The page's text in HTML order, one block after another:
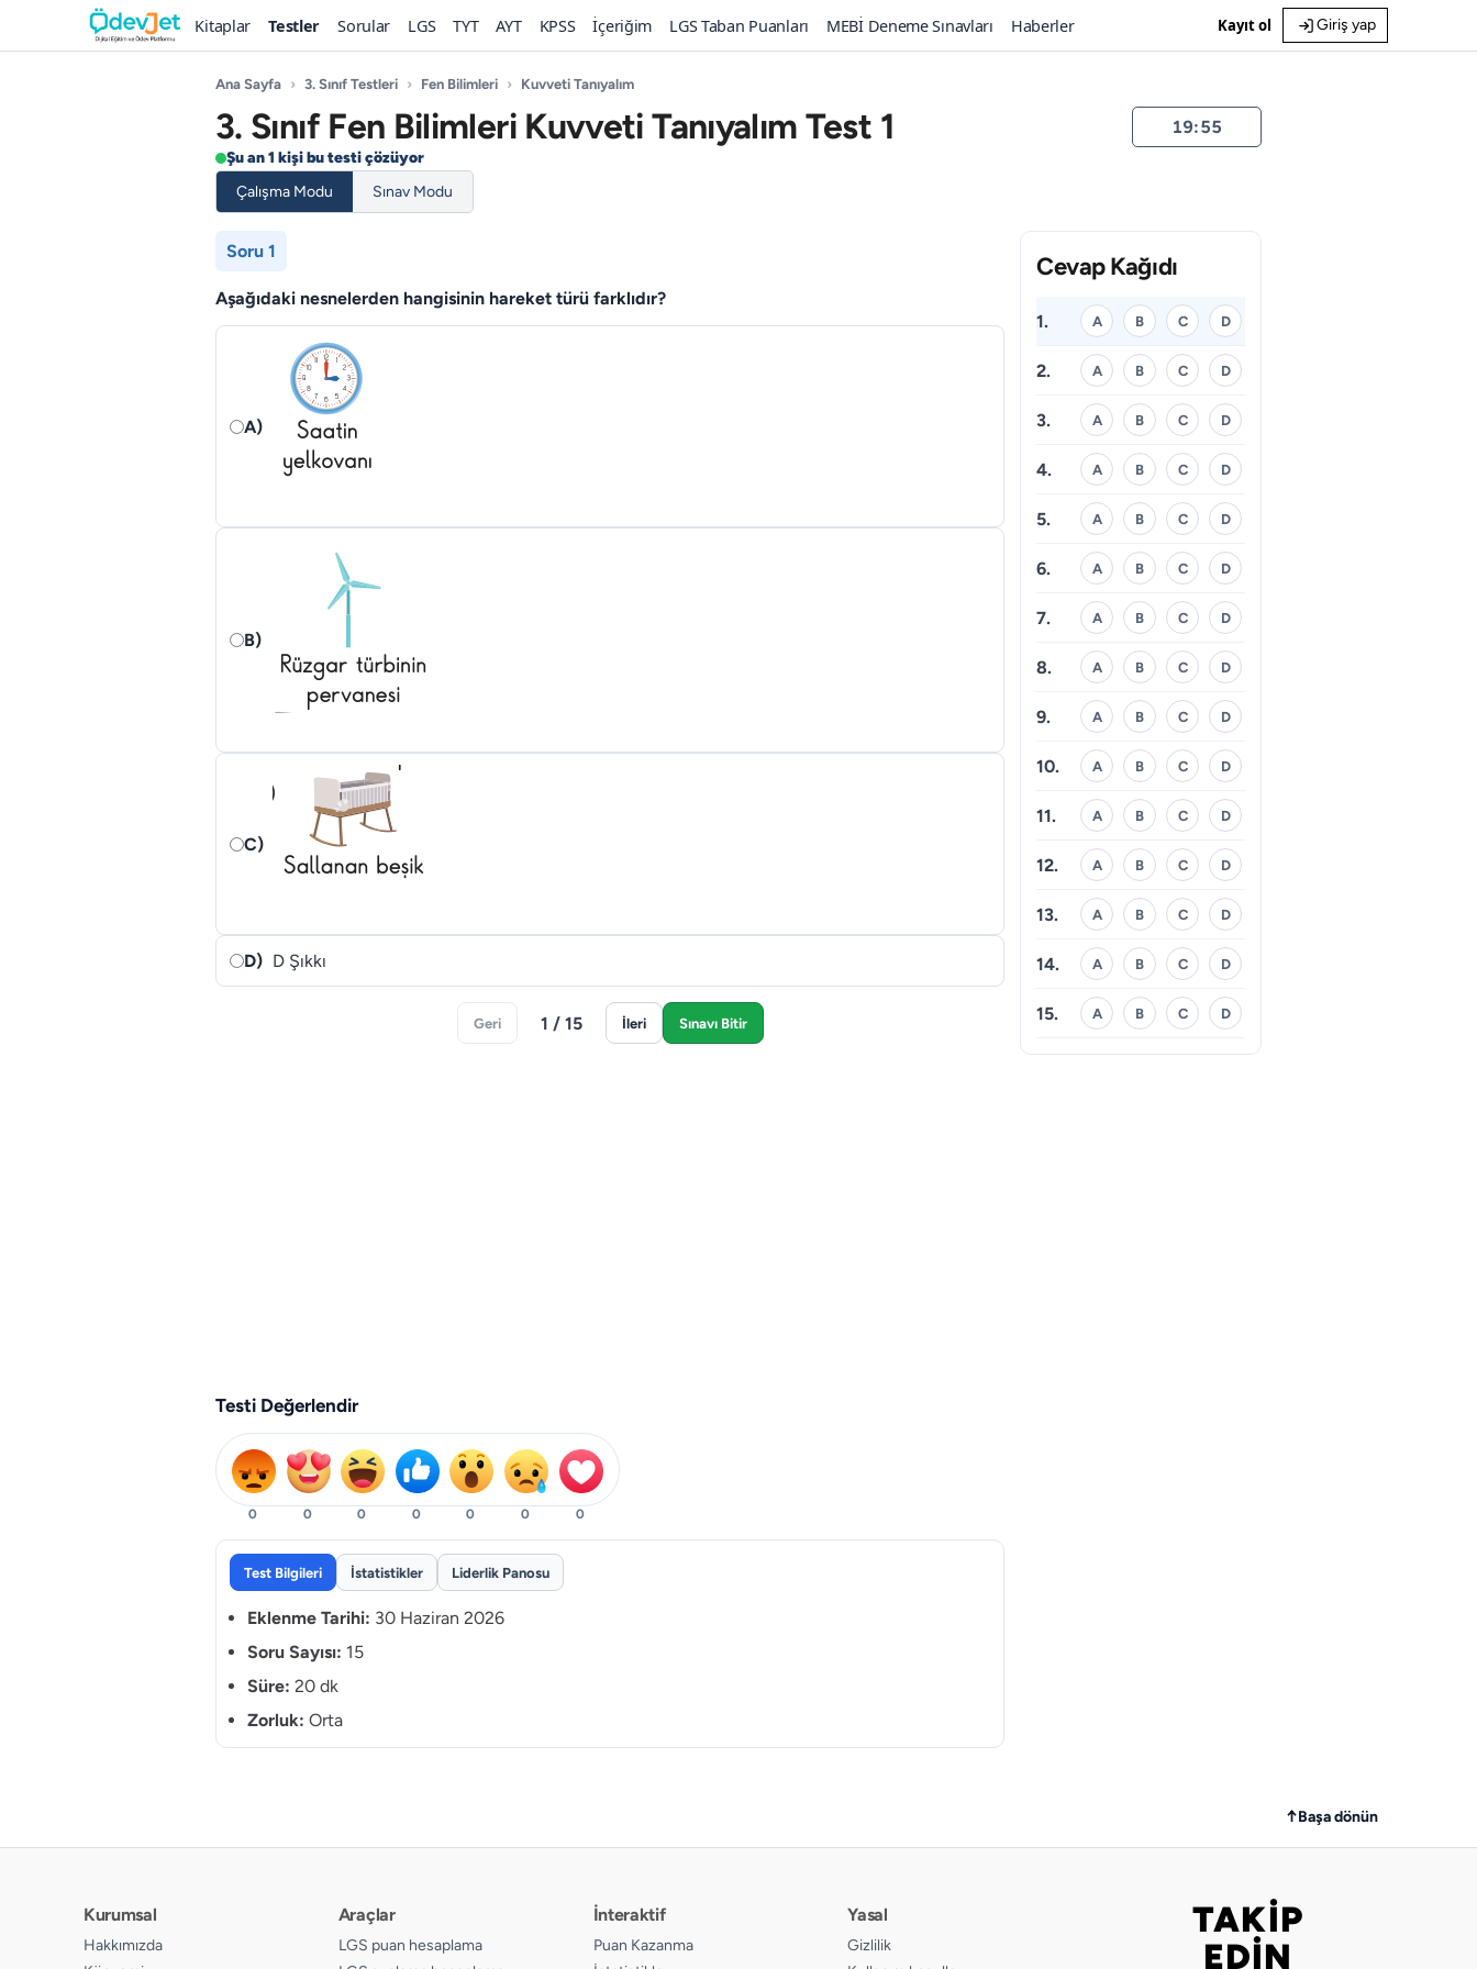
Kitaplar Testler Sorular LGS TYT AYT KPSS İçeriğim LGS Taban Puanları MEBİ Deneme Sınavları Haberler Kayıt ol Giriş yap
Ana Sayfa › 3. Sınıf Testleri › Fen Bilimleri › Kuvveti Tanıyalım
3. Sınıf Fen Bilimleri Kuvveti Tanıyalım Test 1
Şu an 1 kişi bu testi çözüyor
Çalışma Modu
Sınav Modu
19:55
Soru 1
Aşağıdaki nesnelerden hangisinin ha­reket türü farklıdır?
A)
B)
C)
D) D Şıkkı
Geri 1 / 15 İleri Sınavı Bitir
Testi Değerlendir
0 0 0 0 0 0 0
Cevap Kağıdı
1. A B C D
2. A B C D
3. A B C D
4. A B C D
5. A B C D
6. A B C D
7. A B C D
8. A B C D
9. A B C D
10. A B C D
11. A B C D
12. A B C D
13. A B C D
14. A B C D
15. A B C D
Test Bilgileri İstatistikler Liderlik Panosu
Eklenme Tarihi: 30 Haziran 2026
Soru Sayısı: 15
Süre: 20 dk
Zorluk: Orta
↑Başa dönün
Kurumsal
Hakkımızda
Araçlar
LGS puan hesaplama
İnteraktif
Puan Kazanma
Yasal
Gizlilik
Bizi takip edin
TAKİP
EDİN